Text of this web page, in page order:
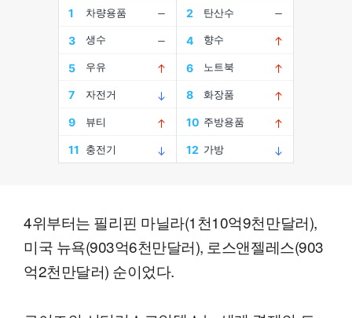
4위부터는 필리핀 마닐라(1천10억9천만달러),
미국 뉴욕(903억6천만달러), 로스앤젤레스(903
억2천만달러) 순이었다.